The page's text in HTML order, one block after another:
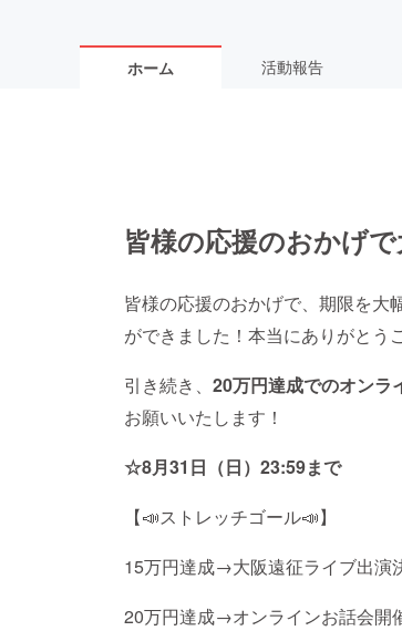
ホーム 活動報告
皆様の応援のおかげ
皆様の応援のおかげで、期限を大
ができました！本当にありがとう
引き続き、 20万円達成でのオンラ
お願いいたします！
☆8月31日（日）23:59まで
【📣ストレッチゴール📣】
15万円達成→大阪遠征ライブ出演
20万円達成→オンラインお話会開